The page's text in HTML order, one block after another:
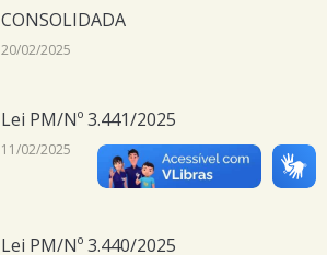
CONSOLIDADA
20/02/2025
Lei PM/Nº 3.441/2025
11/02/2025
Lei PM/Nº 3.440/2025